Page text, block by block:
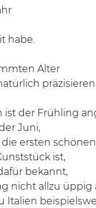
habe.
Alter
ist der Frühling
Juni,
ersten
ist,
bekannt,
nicht allzu üppig
Italien